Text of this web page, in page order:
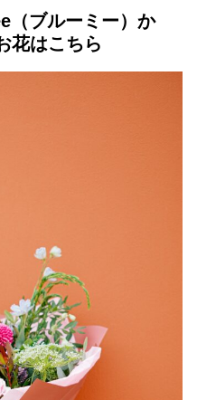
（ブルーミー）か
花はこちら